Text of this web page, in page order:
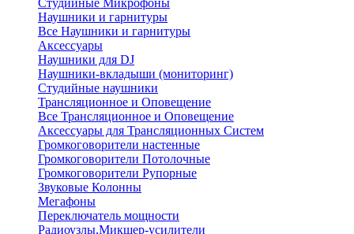
Студийные Микрофоны
Наушники и гарнитуры
Все Наушники и гарнитуры
Аксессуары
Наушники для DJ
Наушники-вкладыши (мониторинг)
Студийные наушники
Трансляционное и Оповещение
Все Трансляционное и Оповещение
Аксессуары для Трансляционных Систем
Громкоговорители настенные
Громкоговорители Потолочные
Громкоговорители Рупорные
Звуковые Колонны
Мегафоны
Переключатель мощности
Радиоузлы,Микшер-усилители